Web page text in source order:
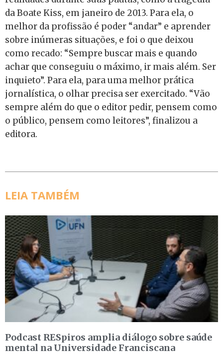
da Boate Kiss, em janeiro de 2013. Para ela, o
melhor da profissão é poder “andar” e aprender
sobre inúmeras situações, e foi o que deixou
como recado: “Sempre buscar mais e quando
achar que conseguiu o máximo, ir mais além. Ser
inquieto”. Para ela, para uma melhor prática
jornalística, o olhar precisa ser exercitado. “Vão
sempre além do que o editor pedir, pensem como
o público, pensem como leitores”, finalizou a
editora.
LEIA TAMBÉM
Podcast RESpiros amplia diálogo sobre saúde
mental na Universidade Franciscana